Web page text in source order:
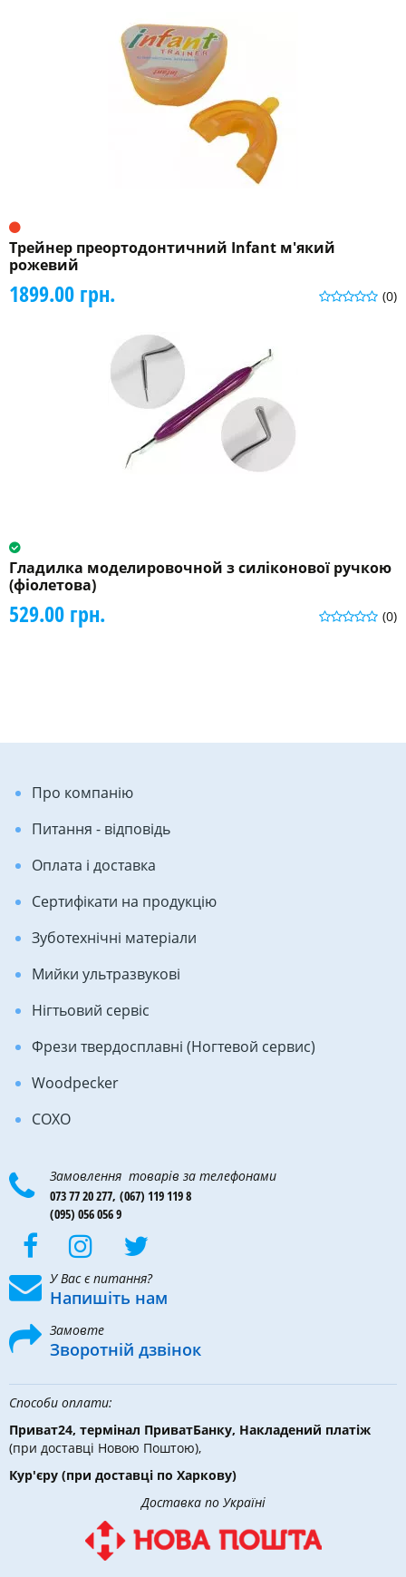
Трейнер преортодонтичний Infant м'який
рожевий
(0)
1899.00 грн.
Гладилка моделировочной з силіконової ручкою
(фіолетова)
(0)
529.00 грн.
Про компанію
Питання - відповідь
Оплата і доставка
Сертифікати на продукцію
Зуботехнічні матеріали
Мийки ультразвукові
Нігтьовий сервіс
Фрези твердосплавні (Ногтевой сервис)
Woodpecker
COXO
Замовлення товарів за телефонами
073 77 20 277, (067) 119 119 8
(095) 056 056 9
У Вас є питання?
Напишіть нам
Замовте
Зворотній дзвінок
Способи оплати:
Приват24, термінал ПриватБанку, Накладений платіж
(при доставці Новою Поштою),
Кур'єру (при доставці по Харкову)
Доставка по Україні